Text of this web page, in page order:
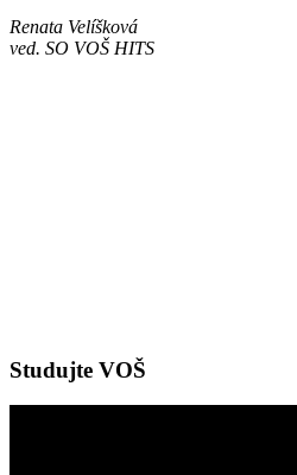
Renata Velíšková
ved. SO VOŠ HITS
Studujte VOŠ